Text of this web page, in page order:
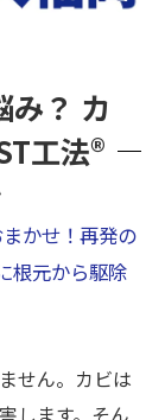
み？ カ
工法®
かせ！再発の
根元から駆除
せん。カビは
します。そん